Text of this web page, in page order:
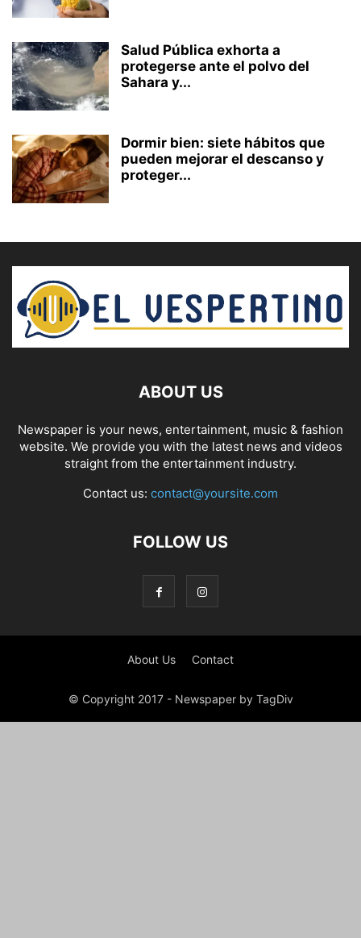
Salud Pública exhorta a
protegerse ante el polvo del
Sahara y...
Dormir bien: siete hábitos que
pueden mejorar el descanso y
proteger...
ABOUT US
Newspaper is your news, entertainment, music & fashion
website. We provide you with the latest news and videos
straight from the entertainment industry.
Contact us: contact@yoursite.com
FOLLOW US
About Us Contact
© Copyright 2017 - Newspaper by TagDiv